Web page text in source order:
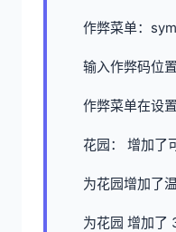
作弊菜单：
输入作弊码位
作弊菜单在设置
花园： 增加了
为花园增加了
为花园 增加了